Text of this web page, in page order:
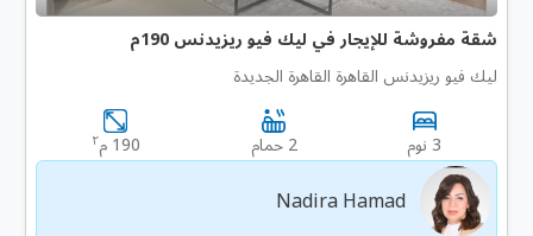
شقة مفروشة للإيجار في ليك فيو ريزيدنس 190م
ليك فيو ريزيدنس القاهرة القاهرة الجديدة
3 نوم 2 حمام 190 م ٢
Nadira Hamad